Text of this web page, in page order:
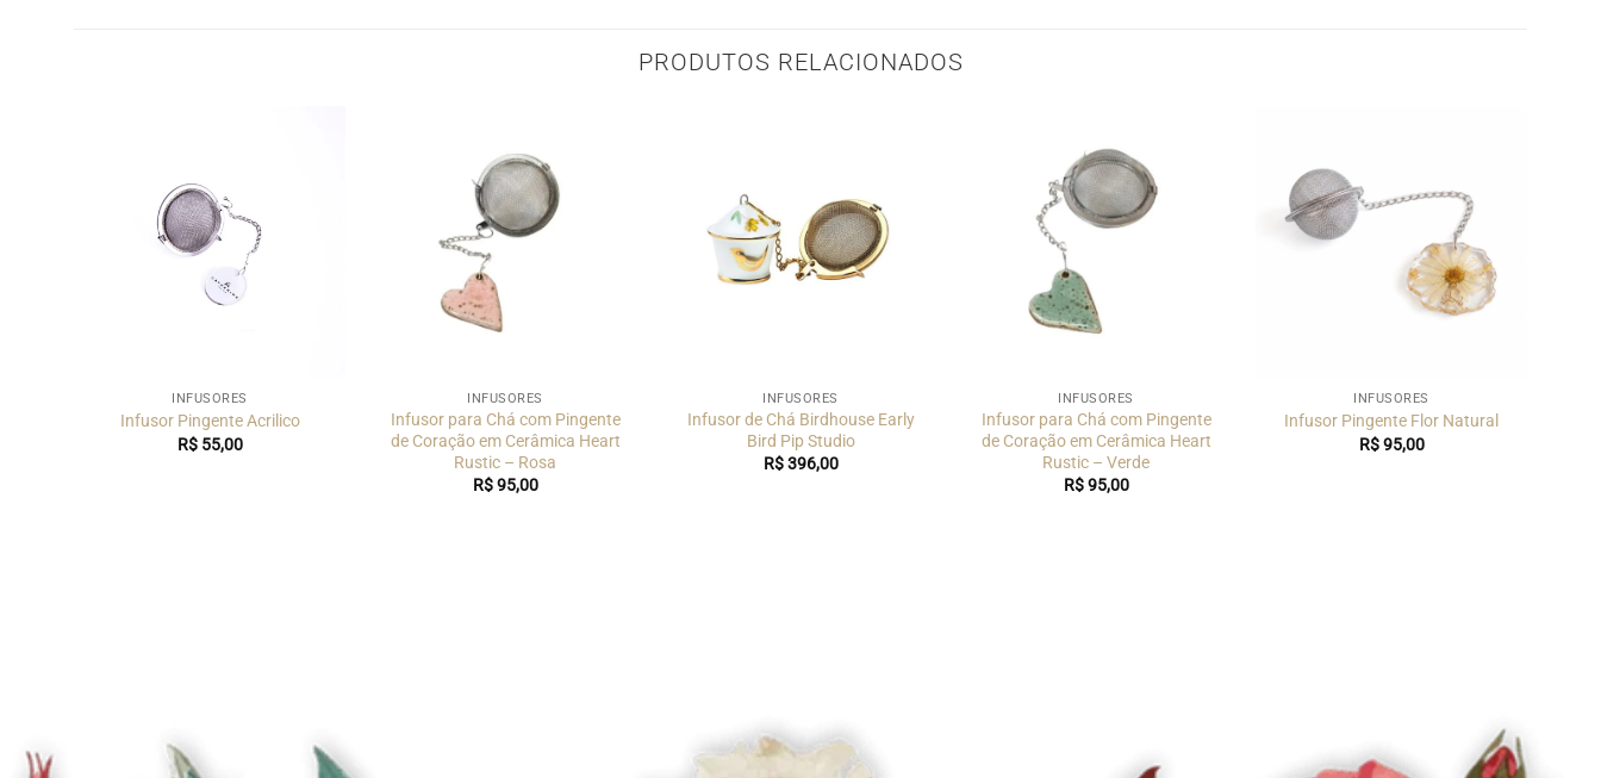
PRODUTOS RELACIONADOS
INFUSORES
Infusor Pingente Acrilico
R$55,00
INFUSORES
Infusor para Chá com Pingente
de Coração em Cerâmica Heart
Rustic – Rosa
R$95,00
INFUSORES
Infusor de Chá Birdhouse Early
Bird Pip Studio
R$396,00
INFUSORES
Infusor para Chá com Pingente
de Coração em Cerâmica Heart
Rustic – Verde
R$95,00
INFUSORES
Infusor Pingente Flor Natural
R$95,00